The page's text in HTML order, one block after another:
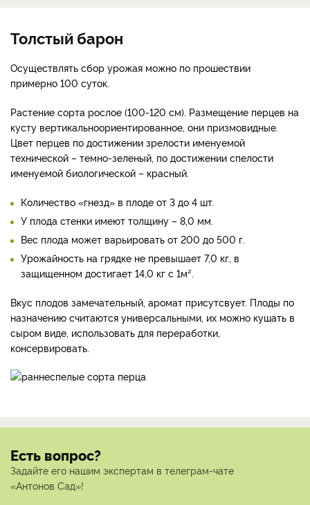
Толстый барон
Осуществлять сбор урожая можно по прошествии
примерно 100 суток.
Растение сорта рослое (100-120 см). Размещение перцев на
кусту вертикальноориентированное, они призмовидные.
Цвет перцев по достижении зрелости именуемой
технической – темно-зеленый, по достижении спелости
именуемой биологической – красный.
Количество «гнезд» в плоде от 3 до 4 шт.
У плода стенки имеют толщину – 8,0 мм.
Вес плода может варьировать от 200 до 500 г.
Урожайность на грядке не превышает 7,0 кг, в
защищенном достигает 14,0 кг с 1м².
Вкус плодов замечательный, аромат присутсвует. Плоды по
назначению считаются универсальными, их можно кушать в
сыром виде, использовать для переработки,
консервировать.
Есть вопрос?
Задайте его нашим экспертам в телеграм-чате
«Антонов Сад»!